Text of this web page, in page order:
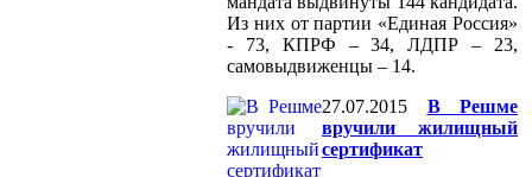
Из них от партии «Единая Россия»
- 73, КПРФ – 34, ЛДПР – 23,
самовыдвиженцы – 14.
27.07.2015
В Решме
вручили жилищный
сертификат